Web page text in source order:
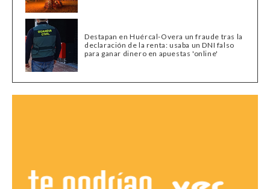
Destapan en Huércal-Overa un fraude tras la
declaración de la renta: usaba un DNI falso
para ganar dinero en apuestas 'online'